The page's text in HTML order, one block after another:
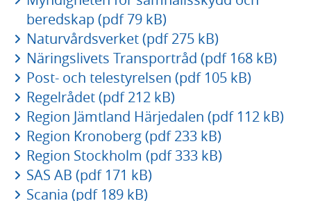
beredskap (pdf 79 kB)
Naturvårdsverket (pdf 275 kB)
Näringslivets Transportråd (pdf 168 kB)
Post- och telestyrelsen (pdf 105 kB)
Regelrådet (pdf 212 kB)
Region Jämtland Härjedalen (pdf 112 kB)
Region Kronoberg (pdf 233 kB)
Region Stockholm (pdf 333 kB)
SAS AB (pdf 171 kB)
Scania (pdf 189 kB)